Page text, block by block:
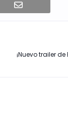
¡Nuevo trailer